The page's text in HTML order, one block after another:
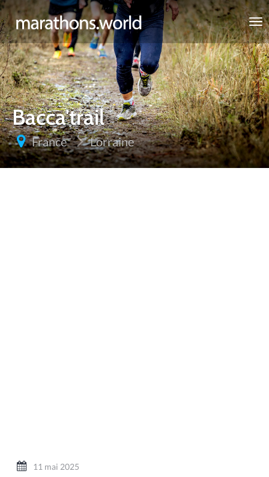
marathons.world
Bacca'trail
France Lorraine
11 mai 2025